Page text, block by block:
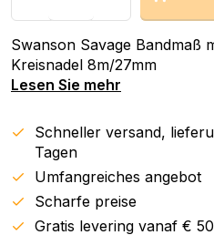
Swanson Savage Bandmaß
Kreisnadel 8m/27mm
Lesen Sie mehr
Schneller versand,
Tagen
Umfangreiches angebot
Scharfe preise
Gratis levering vanaf €